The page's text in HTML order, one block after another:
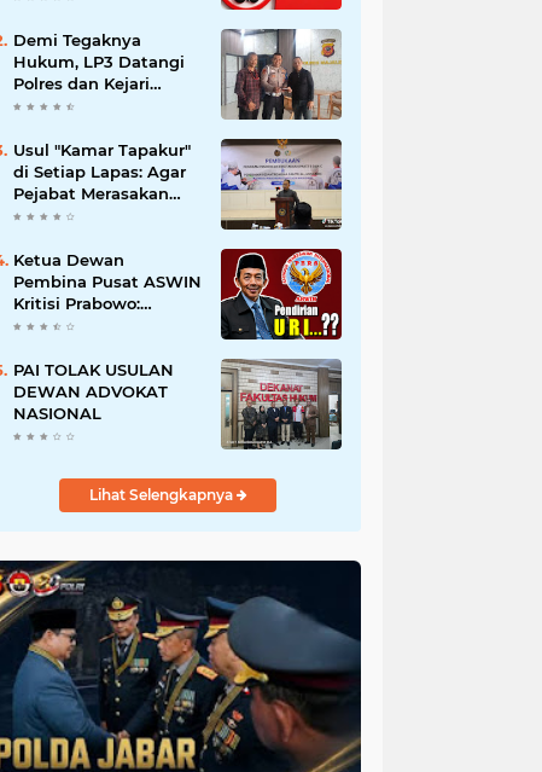
DESA ANTI KORUPSI
OLEH KEJAKSAAN
Demi Tegaknya
Hukum, LP3 Datangi
Polres dan Kejari
Majalengka; Minta
Proporsional:
Restoratif untuk
Lemah, Tegas untuk
Narkoba & Oknum
Usul "Kamar Tapakur"
di Setiap Lapas: Agar
Pejabat Merasakan
Suasana Penjara, Tak
Menyalahgunakan
Amanah
Ketua Dewan
Pembina Pusat ASWIN
Kritisi Prabowo:
Evaluasi Pendirian
Mendesak Sebaiknya
Dibatalkan
PAI TOLAK USULAN
DEWAN ADVOKAT
NASIONAL
Lihat Selengkapnya